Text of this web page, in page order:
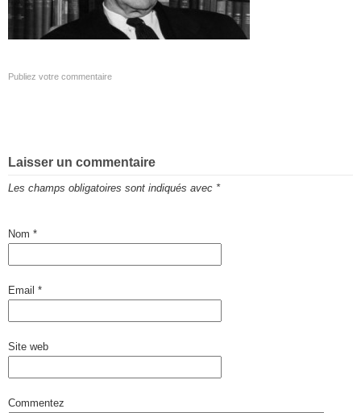
Publiez votre commentaire
Laisser un commentaire
Les champs obligatoires sont indiqués avec *
Nom *
Email *
Site web
Commentez